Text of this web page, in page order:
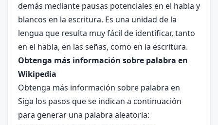
demás mediante pausas potenciales en el habla y
blancos en la escritura. Es una unidad de la
lengua que resulta muy fácil de identificar, tanto
en el habla, en las señas, como en la escritura.
Obtenga más información sobre palabra en
Wikipedia
Obtenga más información sobre palabra en
Siga los pasos que se indican a continuación
para generar una palabra aleatoria: